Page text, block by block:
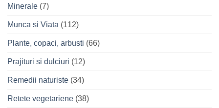
Minerale (7)
Munca si Viata (112)
Plante, copaci, arbusti (66)
Prajituri si dulciuri (12)
Remedii naturiste (34)
Retete vegetariene (38)